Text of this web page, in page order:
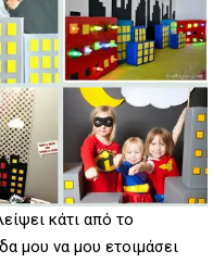
κάτι από το
μου να μου ετοιμάσει